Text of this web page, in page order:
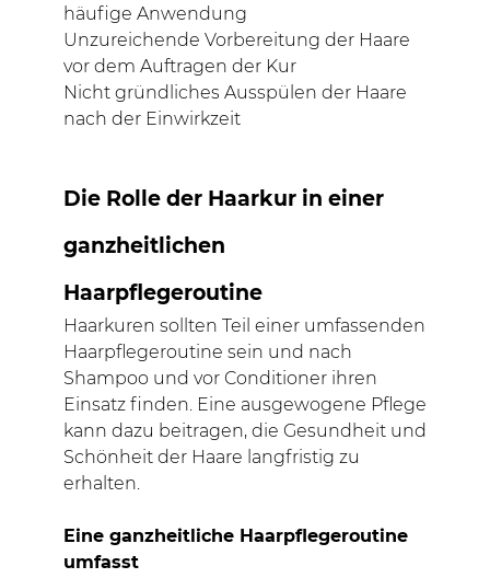
häufige Anwendung
Unzureichende Vorbereitung der Haare
vor dem Auftragen der Kur
Nicht gründliches Ausspülen der Haare
nach der Einwirkzeit
Die Rolle der Haarkur in einer
ganzheitlichen
Haarpflegeroutine
Haarkuren sollten Teil einer umfassenden
Haarpflegeroutine sein und nach
Shampoo und vor Conditioner ihren
Einsatz finden. Eine ausgewogene Pflege
kann dazu beitragen, die Gesundheit und
Schönheit der Haare langfristig zu
erhalten.
Eine ganzheitliche Haarpflegeroutine
umfasst